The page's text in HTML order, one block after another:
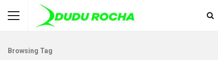
Browsing Tag